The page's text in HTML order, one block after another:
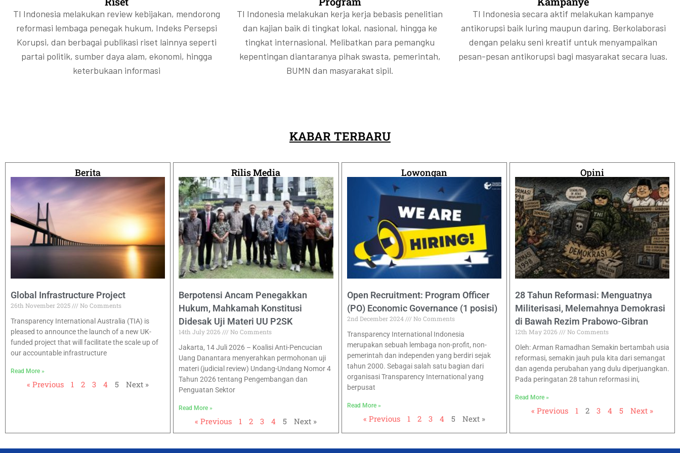
TI Indonesia melakukan review kebijakan, mendorong
reformasi lembaga penegak hukum, Indeks Persepsi
Korupsi, dan berbagai publikasi riset lainnya seperti
partai politik, sumber daya alam, ekonomi, hingga
keterbukaan informasi
TI Indonesia melakukan kerja kerja bebasis penelitian
dan kajian baik di tingkat lokal, nasional, hingga ke
tingkat internasional. Melibatkan para pemangku
kepentingan diantaranya pihak swasta, pemerintah,
BUMN dan masyarakat sipil.
TI Indonesia secara aktif melakukan kampanye
antikorupsi baik luring maupun daring. Berkolaborasi
dengan pelaku seni kreatif untuk menyampaikan
pesan-pesan antikorupsi bagi masyarakat secara luas.
KABAR TERBARU
Berita
Global Infrastructure Project
26th November 2025
No Comments
Transparency International Australia (TIA) is
pleased to announce the launch of a new UK-
funded project that will facilitate the scale up of
our accountable infrastructure
Read More »
« Previous 1 2 3 4 5 Next »
Rilis Media
Berpotensi Ancam Penegakkan
Hukum, Mahkamah Konstitusi
Didesak Uji Materi UU P2SK
14th July 2026
No Comments
Jakarta, 14 Juli 2026 – Koalisi Anti-Pencucian
Uang Danantara menyerahkan permohonan uji
materi (judicial review) Undang-Undang Nomor 4
Tahun 2026 tentang Pengembangan dan
Penguatan Sektor
Read More »
« Previous 1 2 3 4 5 Next »
Lowongan
Open Recruitment: Program Officer
(PO) Economic Governance (1 posisi)
2nd December 2024
No Comments
Transparency International Indonesia
merupakan sebuah lembaga non-profit, non-
pemerintah dan independen yang berdiri sejak
tahun 2000. Sebagai salah satu bagian dari
organisasi Transparency International yang
berpusat
Read More »
« Previous 1 2 3 4 5 Next »
Opini
28 Tahun Reformasi: Menguatnya
Militerisasi, Melemahnya Demokrasi
di Bawah Rezim Prabowo-Gibran
12th May 2026
No Comments
Oleh: Arman Ramadhan Semakin bertambah usia
reformasi, semakin jauh pula kita dari semangat
dan agenda perubahan yang dulu diperjuangkan.
Pada peringatan 28 tahun reformasi ini,
Read More »
« Previous 1 2 3 4 5 Next »